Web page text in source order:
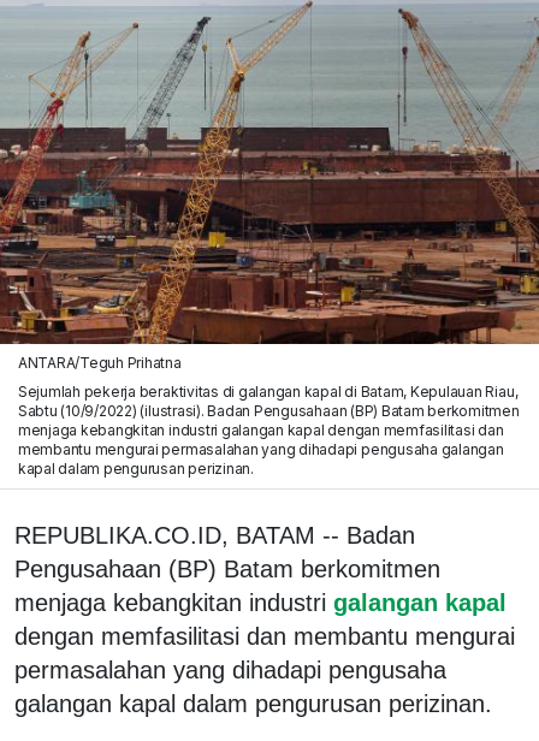
ANTARA/Teguh Prihatna
Sejumlah pekerja beraktivitas di galangan kapal di Batam, Kepulauan Riau,
Sabtu (10/9/2022) (ilustrasi). Badan Pengusahaan (BP) Batam berkomitmen
menjaga kebangkitan industri galangan kapal dengan memfasilitasi dan
membantu mengurai permasalahan yang dihadapi pengusaha galangan
kapal dalam pengurusan perizinan.
REPUBLIKA.CO.ID, BATAM -- Badan
Pengusahaan (BP) Batam berkomitmen
menjaga kebangkitan industri galangan kapal
dengan memfasilitasi dan membantu mengurai
permasalahan yang dihadapi pengusaha
galangan kapal dalam pengurusan perizinan.